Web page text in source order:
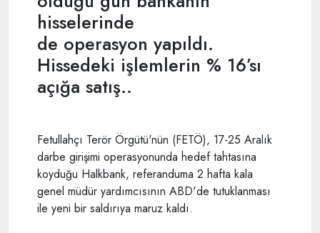
hisselerinde
de operasyon yapıldı.
Hissedeki işlemlerin % 16’sı
açığa satış..
Fetullahçı Terör Örgütü'nün (FETÖ), 17-25 Aralık
darbe girişimi operasyonunda hedef tahtasına
koyduğu Halkbank, referanduma 2 hafta kala
genel müdür yardımcısının ABD'de tutuklanması
ile yeni bir saldırıya maruz kaldı.